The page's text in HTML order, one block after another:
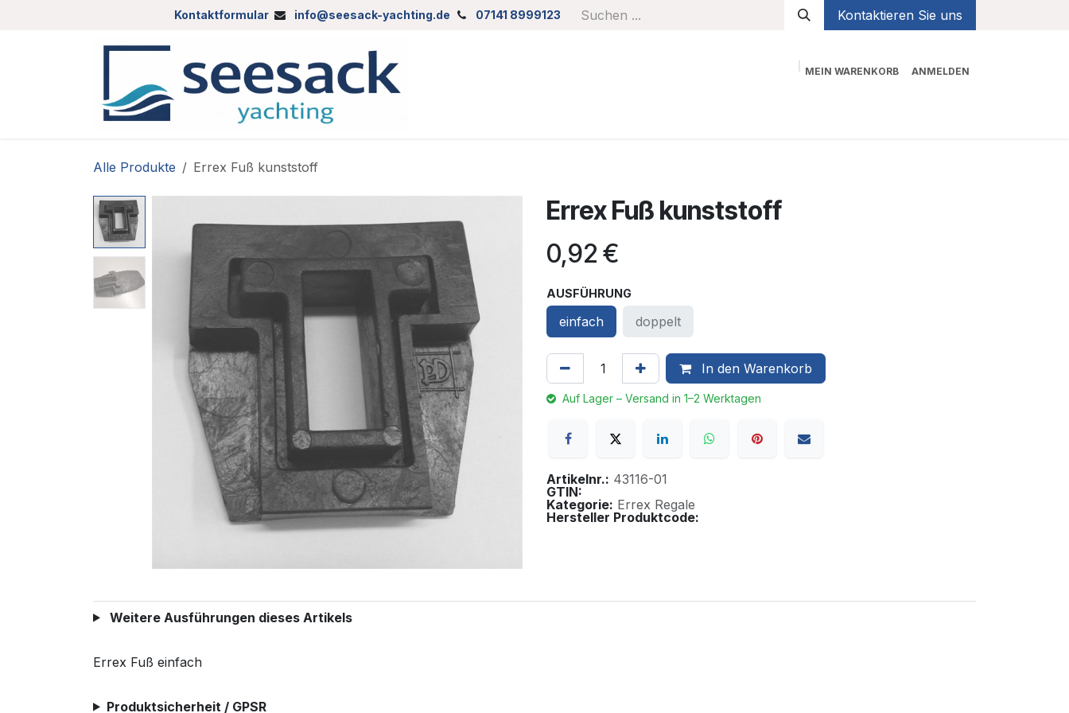
Kontaktformular info@seesack-yachting.de 07141 8999123 Kontaktieren Sie uns
MEIN WARENKORB ANMELDEN
Alle Produkte Errex Fuß kunststoff
Errex Fuß kunststoff
0,92 €
AUSFÜHRUNG
einfach doppelt
In den Warenkorb
Auf Lager – Versand in 1–2 Werktagen
Artikelnr.: 43116-01
GTIN:
Kategorie: Errex Regale
Hersteller Produktcode:
Weitere Ausführungen dieses Artikels
Errex Fuß einfach
Produktsicherheit / GPSR